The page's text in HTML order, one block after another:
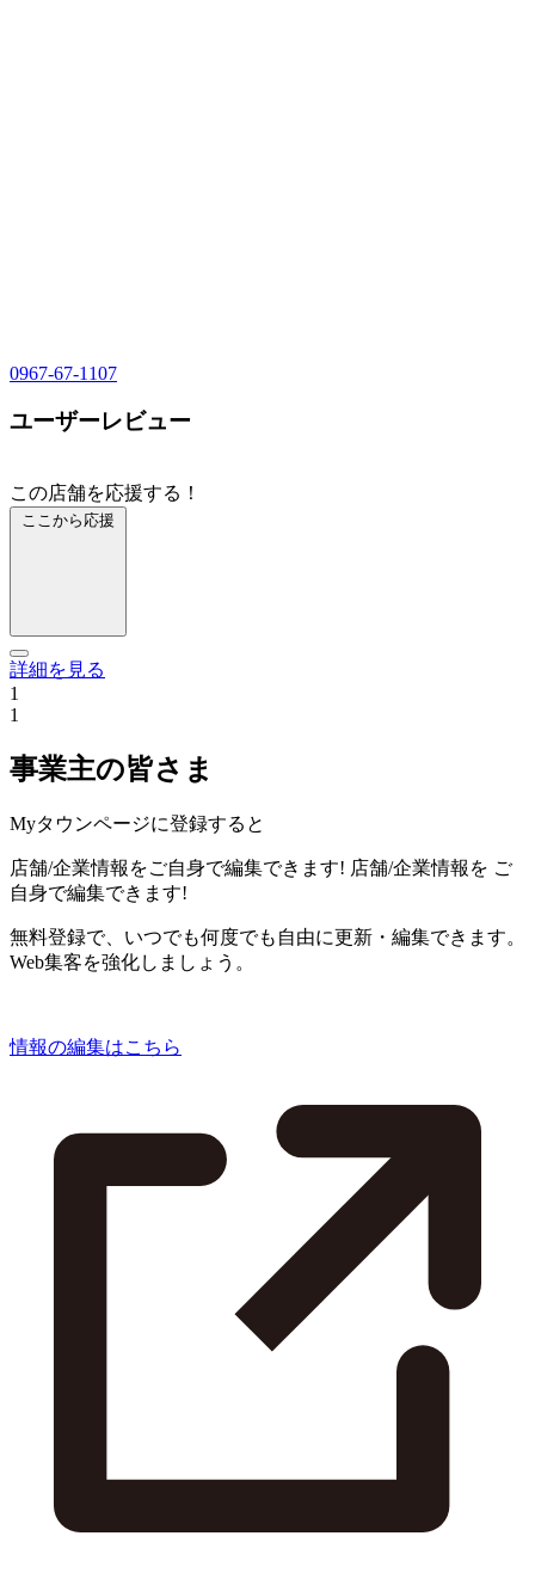
0967-67-1107
ユーザーレビュー
この店舗を応援する！
ここから応援
詳細を見る
1
1
事業主の皆さま
Myタウンページに登録すると
店舗/企業情報をご自身で編集できます! 店舗/企業情報を ご
自身で編集できます!
無料登録で、いつでも何度でも自由に更新・編集できます。
Web集客を強化しましょう。
情報の編集はこちら